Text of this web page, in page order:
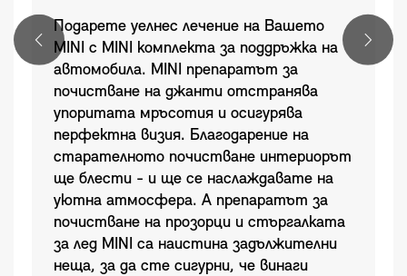
Подарете уелнес лечение на Вашето
MINI с MINI комплекта за поддръжка на
автомобила. MINI препаратът за
почистване на джанти отстранява
упоритата мръсотия и осигурява
перфектна визия. Благодарение на
старателното почистване интериорът
ще блести - и ще се наслаждавате на
уютна атмосфера. А препаратът за
почистване на прозорци и стъргалката
за лед MINI са наистина задължителни
неща, за да сте сигурни, че винаги